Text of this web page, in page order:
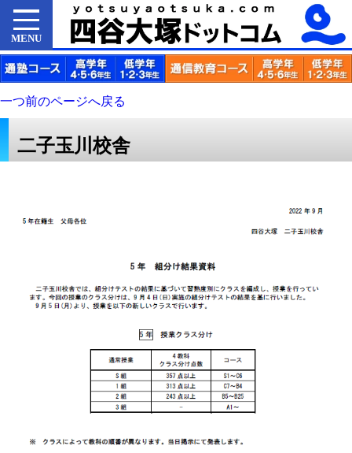
MENU
一つ前のページへ戻る
二子玉川校舎